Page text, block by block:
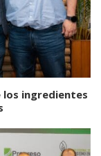
los ingredientes